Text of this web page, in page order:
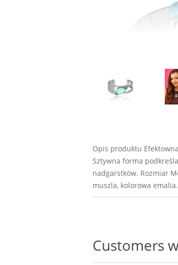
Opis produktu
Sztywna forma
nadgarstków. Rozmiar
muszla, kolorowa
Customers